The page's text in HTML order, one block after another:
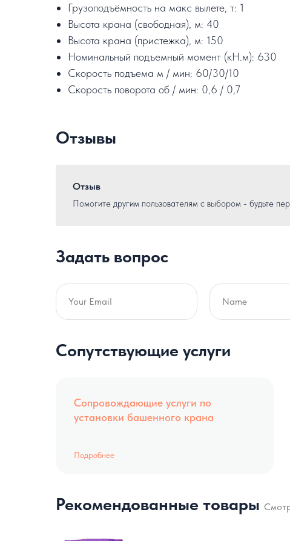
Грузоподъёмность на макс вылете, т: 1
Высота крана (свободная), м: 40
Высота крана (пристежка), м: 150
Номинальный подъемный момент (кН.м): 630
Скорость подъема м / мин: 60/30/10
Скорость поворота об / мин: 0,6 / 0,7
Отзывы
Отзыв
Помогите другим пользователям с выбором - будьте
Задать вопрос
Сопутствующие услуги
Сопровождающие услуги по
установки башенного крана
Подробнее
Рекомендованные товары